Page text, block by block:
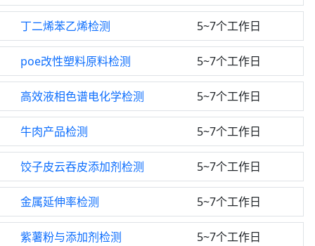
丁二烯苯乙烯检测 5~7个工作日
poe改性塑料原料检测 5~7个工作日
高效液相色谱电化学检测 5~7个工作日
牛肉产品检测 5~7个工作日
饺子皮云吞皮添加剂检测 5~7个工作日
金属延伸率检测 5~7个工作日
紫薯粉与添加剂检测 5~7个工作日